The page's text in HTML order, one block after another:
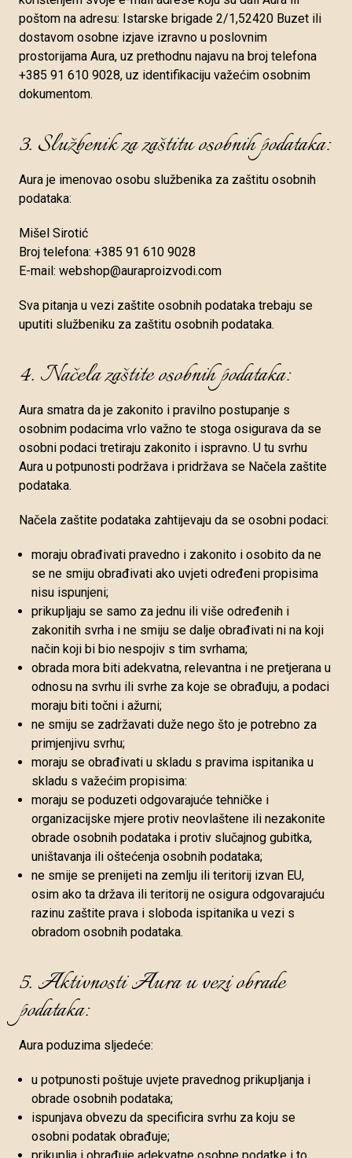
poštom na adresu: Istarske brigade 2/1,52420 Buzet ili
dostavom osobne izjave izravno u poslovnim
prostorijama Aura, uz prethodnu najavu na broj telefona
+385 91 610 9028, uz identifikaciju važećim osobnim
dokumentom.
3. Službenik za zaštitu osobnih podataka:
Aura je imenovao osobu službenika za zaštitu osobnih
podataka:
Mišel Sirotić
Broj telefona: +385 91 610 9028
E-mail: webshop@auraproizvodi.com
Sva pitanja u vezi zaštite osobnih podataka trebaju se
uputiti službeniku za zaštitu osobnih podataka.
4. Načela zaštite osobnih podataka:
Aura smatra da je zakonito i pravilno postupanje s
osobnim podacima vrlo važno te stoga osigurava da se
osobni podaci tretiraju zakonito i ispravno. U tu svrhu
Aura u potpunosti podržava i pridržava se Načela zaštite
podataka.
Načela zaštite podataka zahtijevaju da se osobni podaci:
moraju obrađivati pravedno i zakonito i osobito da ne
se ne smiju obrađivati ako uvjeti određeni propisima
nisu ispunjeni;
prikupljaju se samo za jednu ili više određenih i
zakonitih svrha i ne smiju se dalje obrađivati ni na koji
način koji bi bio nespojiv s tim svrhama;
obrada mora biti adekvatna, relevantna i ne pretjerana u
odnosu na svrhu ili svrhe za koje se obrađuju, a podaci
moraju biti točni i ažurni;
ne smiju se zadržavati duže nego što je potrebno za
primjenjivu svrhu;
moraju se obrađivati u skladu s pravima ispitanika u
skladu s važećim propisima:
moraju se poduzeti odgovarajuće tehničke i
organizacijske mjere protiv neovlaštene ili nezakonite
obrade osobnih podataka i protiv slučajnog gubitka,
uništavanja ili oštećenja osobnih podataka;
ne smije se prenijeti na zemlju ili teritorij izvan EU,
osim ako ta država ili teritorij ne osigura odgovarajuću
razinu zaštite prava i sloboda ispitanika u vezi s
obradom osobnih podataka.
5. Aktivnosti Aura u vezi obrade
podataka:
Aura poduzima sljedeće:
u potpunosti poštuje uvjete pravednog prikupljanja i
obrade osobnih podataka;
ispunjava obvezu da specificira svrhu za koju se
osobni podatak obrađuje;